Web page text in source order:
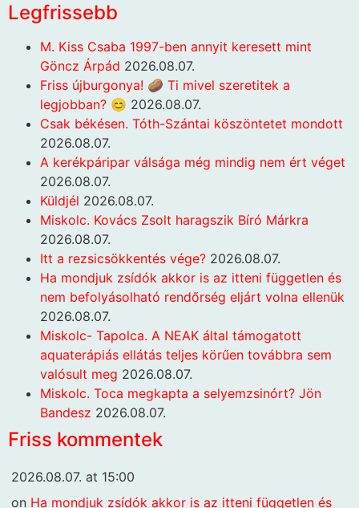
Legfrissebb
M. Kiss Csaba 1997-ben annyit keresett mint
Göncz Árpád 2026.08.07.
Friss újburgonya! 🥔 Ti mivel szeretitek a
legjobban? 😊 2026.08.07.
Csak békésen. Tóth-Szántai köszöntetet mondott
2026.08.07.
A kerékpáripar válsága még mindig nem ért véget
2026.08.07.
Küldjél 2026.08.07.
Miskolc. Kovács Zsolt haragszik Bíró Márkra
2026.08.07.
Itt a rezsicsökkentés vége? 2026.08.07.
Ha mondjuk zsídók akkor is az itteni független és
nem befolyásolható rendőrség eljárt volna ellenük
2026.08.07.
Miskolc- Tapolca. A NEAK által támogatott
aquaterápiás ellátás teljes körűen továbbra sem
valósult meg 2026.08.07.
Miskolc. Toca megkapta a selyemzsinórt? Jön
Bandesz 2026.08.07.
Friss kommentek
2026.08.07. at 15:00
on Ha mondjuk zsídók akkor is az itteni független és